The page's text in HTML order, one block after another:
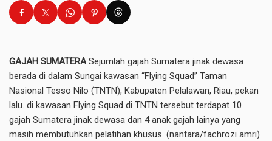
GAJAH SUMATERASejumlah gajah Sumatera jinak dewasa
berada di dalam Sungai kawasan “Flying Squad” Taman
Nasional Tesso Nilo (TNTN), Kabupaten Pelalawan, Riau, pekan
lalu. di kawasan Flying Squad di TNTN tersebut terdapat 10
gajah Sumatera jinak dewasa dan 4 anak gajah lainya yang
masih membutuhkan pelatihan khusus. (nantara/fachrozi amri)